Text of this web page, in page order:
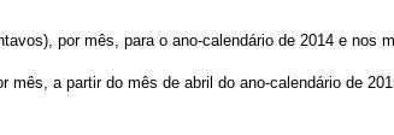
por mês, para o ano-calendário de 2014 e nos
a partir do mês de abril do ano-calendário de